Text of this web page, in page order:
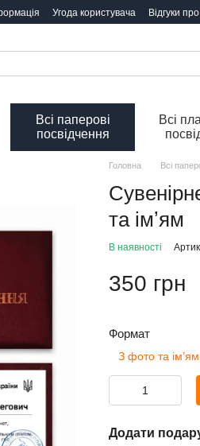
Угода користувача Відгуки
Всі паперові
посвідчення
Всі
Головна Всі
та імʼям
В наявності
350 грн
Формат
З фото та імʼям
Додати